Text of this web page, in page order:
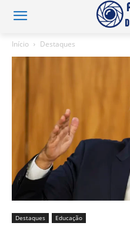
Início Destaques
Destaques Educação